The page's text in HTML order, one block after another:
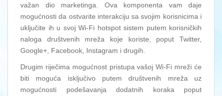
važan dio marketinga. Ova komponenta vam daje
mogućnosti da ostvarite interakciju sa svojim korisnicima i
uključite ih u svoj Wi-Fi hotspot sistem putem korisničkih
naloga društvenih mreža koje koriste, poput Twitter,
Google+, Facebook, Instagram i drugih.
Drugim riječima mogućnost pristupa vašoj Wi-Fi mreži će
biti moguća isključivo putem društvenih mreža uz
mogućnosti podešavanja dodatnih koraka poput